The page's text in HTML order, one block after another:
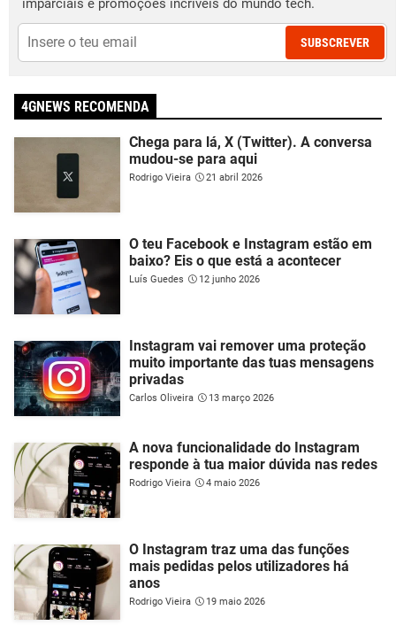
imparciais e promoções incríveis do mundo tech.
SUBSCREVER
4GNEWS RECOMENDA
Chega para lá, X (Twitter). A conversa
mudou-se para aqui
Rodrigo Vieira 21 abril 2026
O teu Facebook e Instagram estão em
baixo? Eis o que está a acontecer
Luís Guedes 12 junho 2026
Instagram vai remover uma proteção
muito importante das tuas mensagens
privadas
Carlos Oliveira 13 março 2026
A nova funcionalidade do Instagram
responde à tua maior dúvida nas redes
Rodrigo Vieira 4 maio 2026
O Instagram traz uma das funções
mais pedidas pelos utilizadores há
anos
Rodrigo Vieira 19 maio 2026